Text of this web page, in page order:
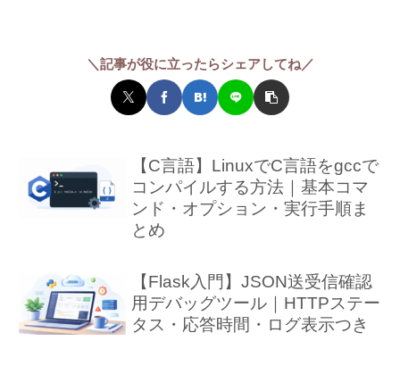
＼記事が役に立ったらシェアしてね／
【C言語】LinuxでC言語をgccで
コンパイルする方法｜基本コマ
ンド・オプション・実行手順ま
とめ
【Flask入門】JSON送受信確認
用デバッグツール｜HTTPステー
タス・応答時間・ログ表示つき